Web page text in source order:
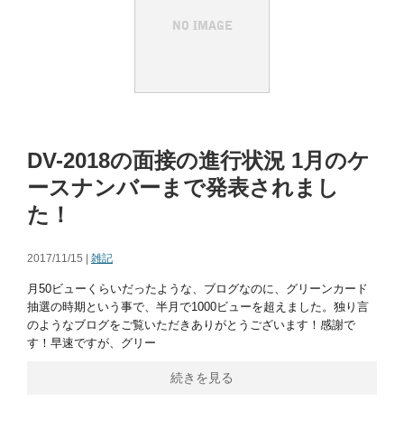
DV-2018の面接の進行状況 1月のケ
ースナンバーまで発表されまし
た！
2017/11/15 | 雑記
月50ビューくらいだったような、ブログなのに、グリーンカード
抽選の時期という事で、半月で1000ビューを超えました。独り言
のようなブログをご覧いただきありがとうございます！感謝で
す！早速ですが、グリー
続きを見る